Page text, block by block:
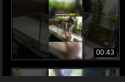
00:43